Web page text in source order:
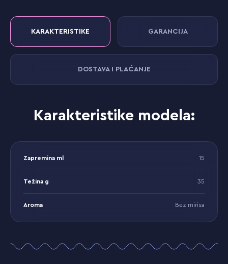
KARAKTERISTIKE GARANCIJA
DOSTAVA I PLAĆANJE
Karakteristike modela:
Zapremina ml 15
Težina g 35
Aroma Bez mirisa